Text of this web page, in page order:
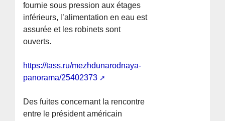
fournie sous pression aux étages
inférieurs, l’alimentation en eau est
assurée et les robinets sont
ouverts.
https://tass.ru/mezhdunarodnaya-
panorama/25402373
Des fuites concernant la rencontre
entre le président américain